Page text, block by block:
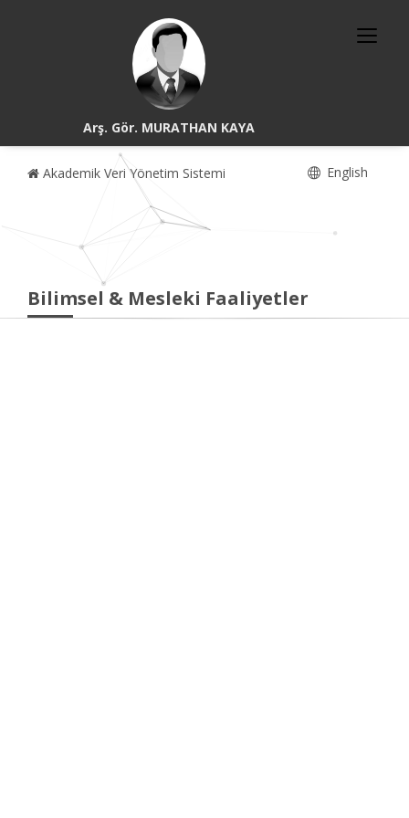
Arş. Gör. MURATHAN KAYA
Akademik Veri Yönetim Sistemi English
Bilimsel & Mesleki Faaliyetler